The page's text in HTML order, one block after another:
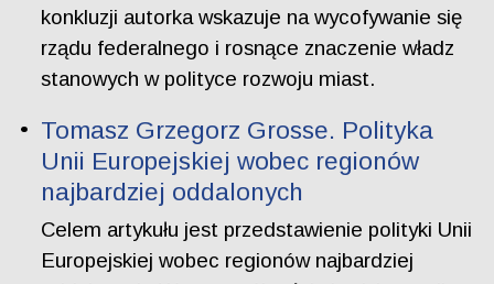
konkluzji autorka wskazuje na wycofywanie się
rządu federalnego i rosnące znaczenie władz
stanowych w polityce rozwoju miast.
Tomasz Grzegorz Grosse. Polityka
Unii Europejskiej wobec regionów
najbardziej oddalonych
Celem artykułu jest przedstawienie polityki Unii
Europejskiej wobec regionów najbardziej